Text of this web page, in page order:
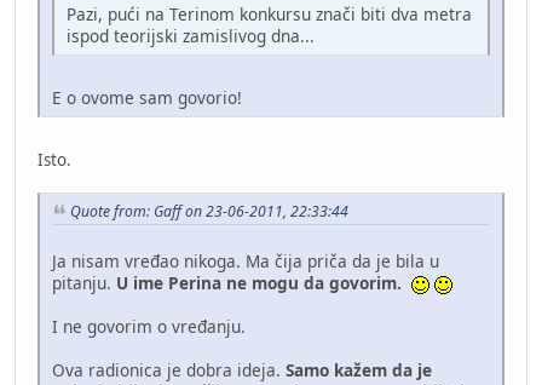
Pazi, pući na Terinom konkursu znači biti dva metra
ispod teorijski zamislivog dna...
E o ovome sam govorio!
Isto.
Quote from: Gaff on 23-06-2011, 22:33:44
Ja nisam vređao nikoga. Ma čija priča da je bila u
pitanju. U ime Perina ne mogu da govorim.
I ne govorim o vređanju.
Ova radionica je dobra ideja. Samo kažem da je